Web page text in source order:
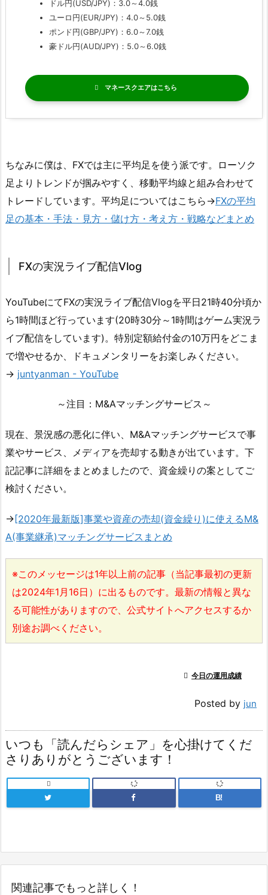
ドル円(USD/JPY)：3.0～4.0銭
ユーロ円(EUR/JPY)：4.0～5.0銭
ポンド円(GBP/JPY)：6.0～7.0銭
豪ドル円(AUD/JPY)：5.0～6.0銭
マネースクエア
ちなみに僕は、FXでは主に平均足を使う派です。ローソク
足よりトレンドが掴みやすく、移動平均線と組み合わせて
トレードしています。平均足についてはこちら→FXの平均
足の基本・手法・見方・儲け方・考え方・戦略などまとめ
FXの実況ライブ配信Vlog
YouTubeにてFXの実況ライブ配信Vlogを平日21時40分頃か
ら1時間ほど行っています(20時30分～1時間はゲーム実況ラ
イブ配信をしています)。特別定額給付金の10万円をどこま
で増やせるか、ドキュメンタリーをお楽しみください。
→ juntyanman - YouTube
～注目：M&Aマッチングサービス～
現在、景況感の悪化に伴い、M&Aマッチングサービスで事
業やサービス、メディアを売却する動きが出ています。下
記記事に詳細をまとめましたので、資金繰りの案としてご
検討ください。
→[2020年最新版]事業や資産の売却(資金繰り)に使えるM&
A(事業継承)マッチングサービスまとめ
※このメッセージは1年以上前の記事（当記事最初の更新
は2024年1月16日）に出るものです。最新の情報と異な
る可能性がありますので、公式サイトへアクセスするか
別途お調べください。
 今日の運用成績
Posted by jun
いつも「読んだらシェア」を心掛けてくだ
さりありがとうございます！

B!
関連記事でもっと詳しく！